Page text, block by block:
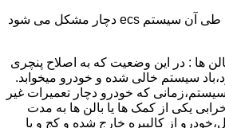
شایع ترین حالت هایی که طی آن سیستم ecs دچار مشکل می شود
ها : در این وضعیت که به اصلاح پنچری
سیستم خالی شده و خودرو میخوابد.
که خودرو دچار تعمیرات غیر
یکی از کمک ها یا بالن ها به مدت
از کالیبره خارج شده و کج و یا